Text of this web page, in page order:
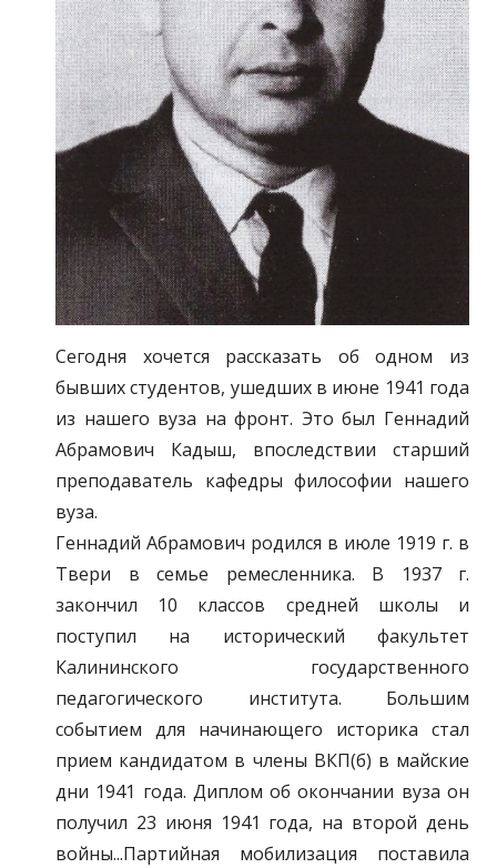
Сегодня хочется рассказать об одном из
бывших студентов, ушедших в июне 1941 года
из нашего вуза на фронт. Это был Геннадий
Абрамович Кадыш, впоследствии старший
преподаватель кафедры философии нашего
вуза.
Геннадий Абрамович родился в июле 1919 г. в
Твери в семье ремесленника. В 1937 г.
закончил 10 классов средней школы и
поступил на исторический факультет
Калининского государственного
педагогического института. Большим
событием для начинающего историка стал
прием кандидатом в члены ВКП(б) в майские
дни 1941 года. Диплом об окончании вуза он
получил 23 июня 1941 года, на второй день
войны...Партийная мобилизация поставила